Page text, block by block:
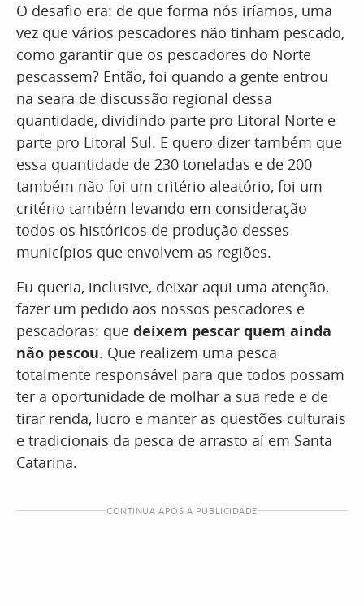
O desafio era: de que forma nós iríamos, uma
vez que vários pescadores não tinham pescado,
como garantir que os pescadores do Norte
pescassem? Então, foi quando a gente entrou
na seara de discussão regional dessa
quantidade, dividindo parte pro Litoral Norte e
parte pro Litoral Sul. E quero dizer também que
essa quantidade de 230 toneladas e de 200
também não foi um critério aleatório, foi um
critério também levando em consideração
todos os históricos de produção desses
municípios que envolvem as regiões.
Eu queria, inclusive, deixar aqui uma atenção,
fazer um pedido aos nossos pescadores e
pescadoras: que deixem pescar quem ainda
não pescou. Que realizem uma pesca
totalmente responsável para que todos possam
ter a oportunidade de molhar a sua rede e de
tirar renda, lucro e manter as questões culturais
e tradicionais da pesca de arrasto aí em Santa
Catarina.
CONTINUA APÓS A PUBLICIDADE